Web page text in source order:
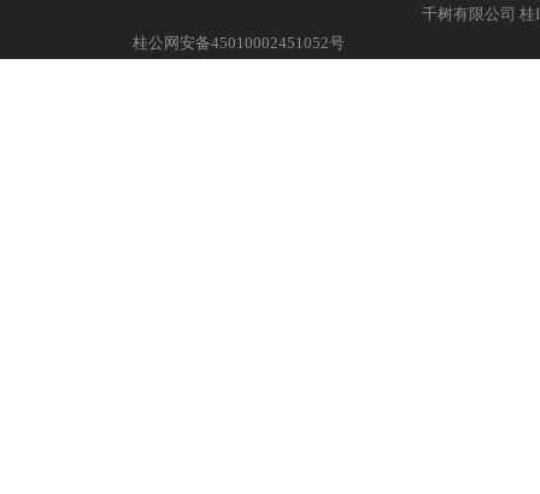
千树有限公司 桂
桂公网安备45010002451052号